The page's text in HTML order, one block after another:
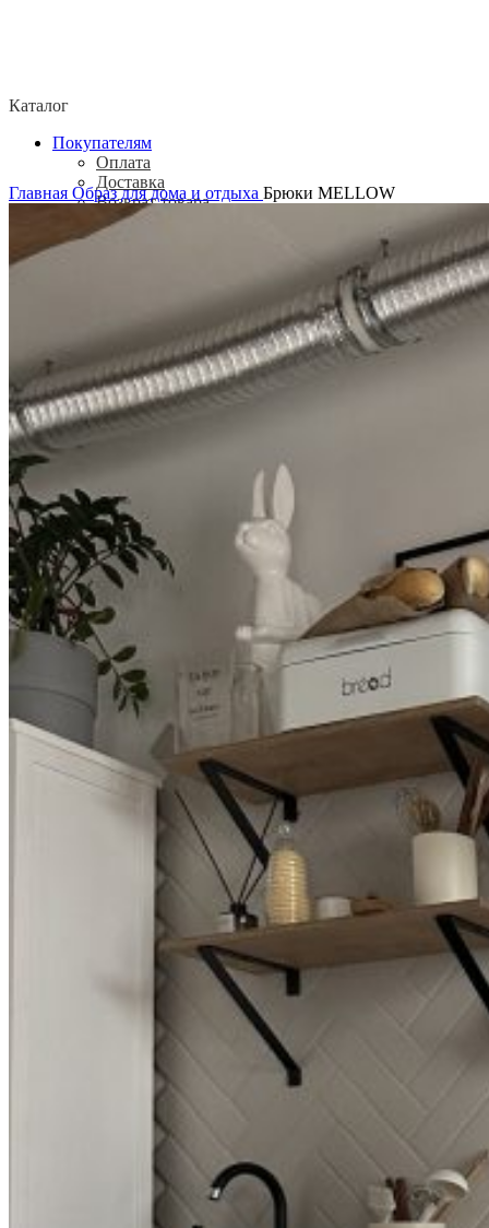
Каталог
Покупателям
Оплата
Доставка
Возврат товара
Политика конфиденциальности
Согласие посетителя сайта на обработку
О бренде ADELOVE
Вход / Регистрация
Список желаний (Wishlist)
/
Главная Образ для дома и отдыха Брюки MELLOW